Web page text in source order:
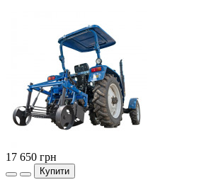
17 650 грн
Купити